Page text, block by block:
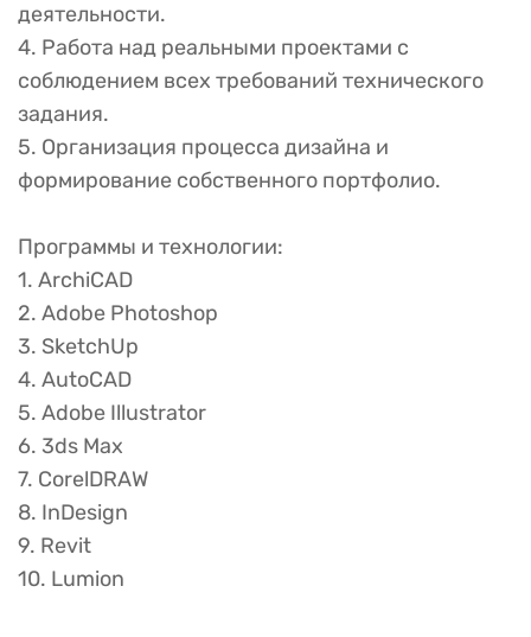
деятельности.
4. Работа над реальными проектами с
соблюдением всех требований технического
задания.
5. Организация процесса дизайна и
формирование собственного портфолио.
Программы и технологии:
1. ArchiCAD
2. Adobe Photoshop
3. SketchUp
4. AutoCAD
5. Adobe Illustrator
6. 3ds Max
7. CorelDRAW
8. InDesign
9. Revit
10. Lumion